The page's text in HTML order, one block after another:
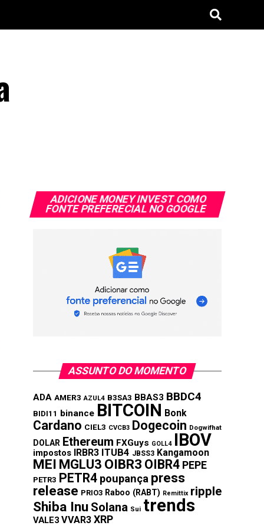
ADICIONE MONEY INVEST COMO
FONTE PREFERECIAL NO GOOGLE
ASSUNTO DO MOMENTO
ADA AMER3 AZUL4 B3SA3 BBAS3 BBDC4
BIDI11 binance BITCOIN Bonk
Cardano CIEL3 CVCB3 Dogecoin Dogwifhat
DOLAR Ethereum FXGuys GOLL4 IBOV
impostos IRBR3 ITUB4 JBSS3 Kangamoon
MEI MGLU3 OIBR3 OIBR4 PEPE
PETR3 PETR4 poupança press
release PRIO3 Raboo (RABT) Remittix ripple
Shiba Inu Solana Sui trends
VALE3 VVAR3 XRP